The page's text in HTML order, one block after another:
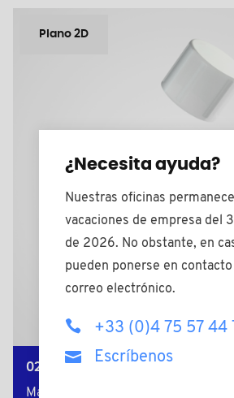
Plano 2D
0206D
Material: PE-LD
¿Necesita ayuda?
Nuestras oficinas
vacaciones de empresa del
de 2026. No obstante, en
pueden ponerse en
correo electrónico.
+33 (0)4 75 57 44
Escríbenos